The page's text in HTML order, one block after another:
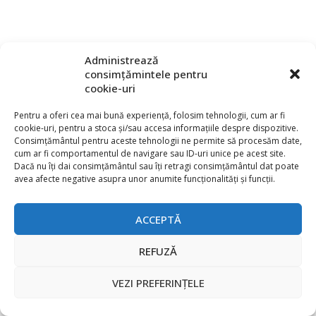
Administrează
consimțămintele pentru
cookie-uri
Pentru a oferi cea mai bună experiență, folosim tehnologii, cum ar fi
cookie-uri, pentru a stoca și/sau accesa informațiile despre dispozitive.
Consimțământul pentru aceste tehnologii ne permite să procesăm date,
cum ar fi comportamentul de navigare sau ID-uri unice pe acest site.
Dacă nu îți dai consimțământul sau îți retragi consimțământul dat poate
avea afecte negative asupra unor anumite funcționalități și funcții.
ACCEPTĂ
REFUZĂ
VEZI PREFERINȚELE
Abonament la revista “Electronica Azi”
2026 EURO STANDARD PRESS 2000